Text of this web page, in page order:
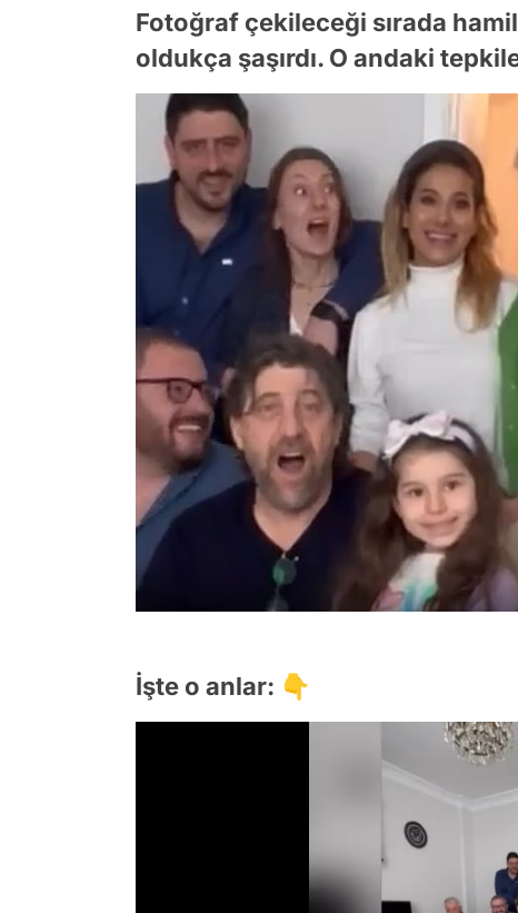
Fotoğraf çekileceği sırada
oldukça şaşırdı. O andaki
İşte o anlar: 👇